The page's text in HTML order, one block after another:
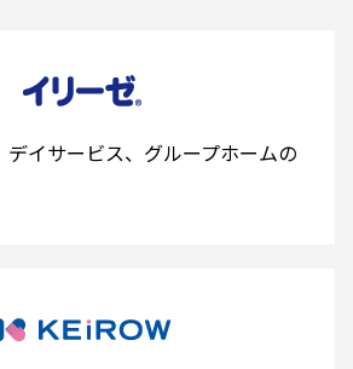
イサービス、グループホームの